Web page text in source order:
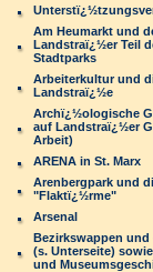
Am Heumarkt und
Landstraï¿½er Teil
Stadtparks
Arbeiterkultur und
Landstraï¿½e
Archï¿½ologische
auf Landstraï¿½er
Arbeit)
ARENA in St. Marx
Arenbergpark und
"Flaktï¿½rme"
Arsenal
Bezirkswappen
(s. Unterseite)
und